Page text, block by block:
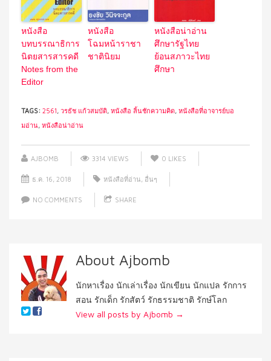
หนังสือ
บทบรรณาธิการ
นิตยสารสารคดี
Notes from the
Editor
หนังสือ
โฉมหน้าราชา
ชาตินิยม
หนังสือน่าอ่าน
ศึกษารัฐไทย
ย้อนสภาวะไทย
ศึกษา
TAGS: 2561 วรธัช แก้วสมบัติ หนังสือ ลิ้นชักความคิด หนังสือที่อาจารย์บอ
มอ่าน หนังสือน่าอ่าน
AJBOMB 3314 VIEWS 0 LIKES
ธ.ค. 16, 2018 หนังสือที่อ่าน อื่นๆ
NO COMMENTS SHARE
About Ajbomb
นักหาเรื่อง นักเล่าเรื่อง นักเขียน นักแปล รักการ
สอน รักเด็ก รักสัตว์ รักธรรมชาติ รักษ์โลก
View all posts by Ajbomb →